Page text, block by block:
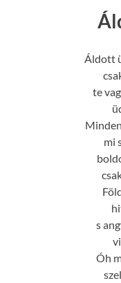
Áldott
te
mi
s
Óh